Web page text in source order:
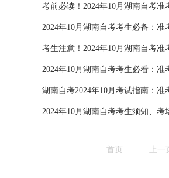
考前必读！2024年10月湖南自考准
2024年10月湖南自考考生必备：准
考生注意！2024年10月湖南自考准
2024年10月湖南自考考生必看：
湖南自考2024年10月考试指南：准
2024年10月湖南自考考生须知、
首页 上一